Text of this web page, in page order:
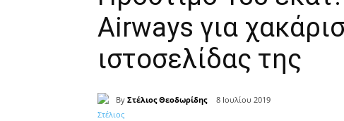
Airways για
ιστοσελίδας της
By Στέλιος Θεοδωρίδης 8 Ιουλίου 2019